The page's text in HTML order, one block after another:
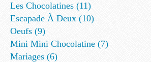
Les Chocolatines (11)
Escapade À Deux (10)
Oeufs (9)
Mini Mini Chocolatine (7)
Mariages (6)